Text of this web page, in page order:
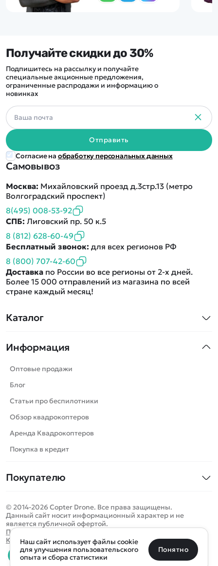
Каталог
Машинки
Танки
Вертолеты
Катера
Роботы
Самолеты
Сборные модели
Спецтехника
Игрушки
Запчасти для моделей
Бренды
Информация
Оптовые продажи
Блог
Статьи про беспилотники
Обзор квадрокоптеров
Аренда Квадрокоптеров
Покупка в кредит
Покупателю
Оплата и доставка
Помощь
Отследить заказ
Оплата на сайте
Самовывоз
Москва: Михайловский проезд д.3стр.13 (метро
Волгоградский проспект)
8(495) 008-53-92
СПБ: Лиговский пр. 50 к.5
8 (812) 628-60-49
Бесплатный звонок: для всех регионов РФ
8 (800) 707-42-60
Доставка по России во все регионы от 2-х дней.
Более 15 000 отправлений из магазина по всей
стране каждый месяц!
Получайте скидки до 30%
Подпишитесь на рассылку и получайте
специальные акционные предложения,
ограниченные распродажи и информацию о
новинках
Отправить
Согласие на обработку персональных данных
© 2014-2026 Copter Drone. Все права защищены.
Данный сайт носит информационный характер и не
является публичной офертой.
Политика конфиденциальности
Карта сайта
Определить местоположение
Санкт-Петербург Москва Майкоп Уфа
Наш сайт использует файлы cookie
для улучшения пользовательского
опыта и сбора статистики
Понятно